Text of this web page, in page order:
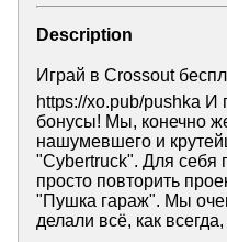
Description
Играй в Crossout
https://xo.pub/pushka И
бонусы! Мы, конечно
нашумевшего и
"Cybertruck". Для себя
просто повторить
"Пушка гараж". Мы
делали всё, как